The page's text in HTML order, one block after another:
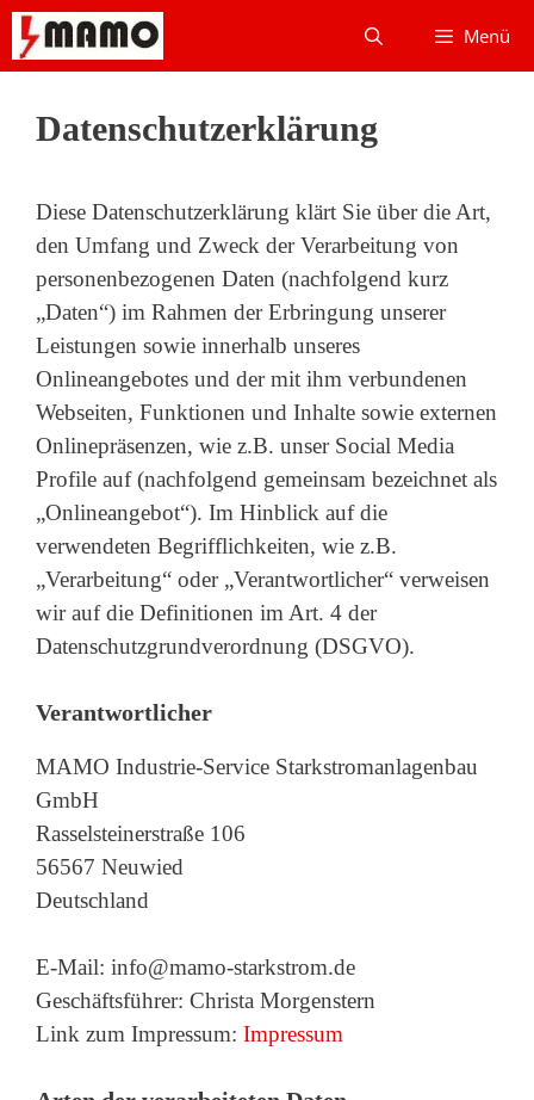
Menü
Datenschutzerklärung
Diese Datenschutzerklärung klärt Sie über die Art,
den Umfang und Zweck der Verarbeitung von
personenbezogenen Daten (nachfolgend kurz
„Daten“) im Rahmen der Erbringung unserer
Leistungen sowie innerhalb unseres
Onlineangebotes und der mit ihm verbundenen
Webseiten, Funktionen und Inhalte sowie externen
Onlinepräsenzen, wie z.B. unser Social Media
Profile auf (nachfolgend gemeinsam bezeichnet als
„Onlineangebot“). Im Hinblick auf die
verwendeten Begrifflichkeiten, wie z.B.
„Verarbeitung“ oder „Verantwortlicher“ verweisen
wir auf die Definitionen im Art. 4 der
Datenschutzgrundverordnung (DSGVO).
Verantwortlicher
MAMO Industrie-Service Starkstromanlagenbau
GmbH
Rasselsteinerstraße 106
56567 Neuwied
Deutschland
E-Mail: info@mamo-starkstrom.de
Geschäftsführer: Christa Morgenstern
Link zum Impressum: Impressum